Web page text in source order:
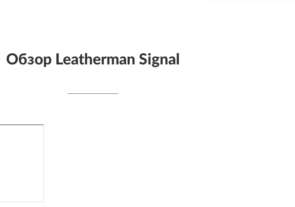
Обзор Leatherman Signal